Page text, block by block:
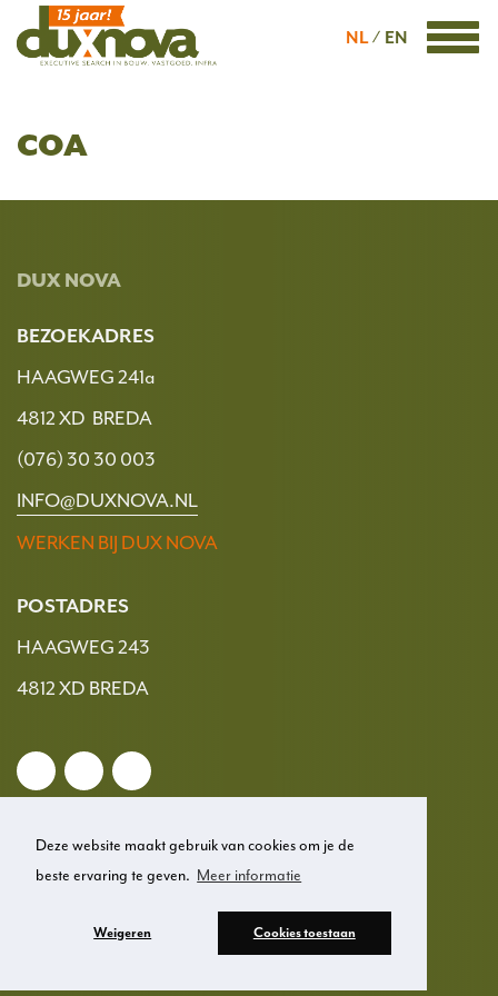
Deze website maakt gebruik van cookies om je de
beste ervaring te geven. Meer informatie
Weigeren Cookies toestaan
NL EN
COA
DUX NOVA
BEZOEKADRES
HAAGWEG 241a
4812 XD BREDA
(076) 30 30 003
INFO@DUXNOVA.NL
WERKEN BIJ DUX NOVA
POSTADRES
HAAGWEG 243
4812 XD BREDA
© 2026 Dux Nova